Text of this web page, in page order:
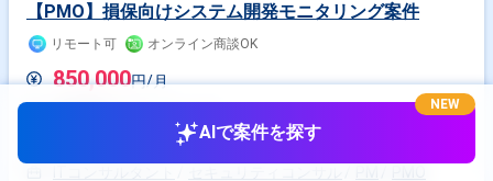
【PMO】損保向けシステム開発モニタリング案件
リモート可 オンライン商談OK
850,000円/月
AIで案件を探す
NEW